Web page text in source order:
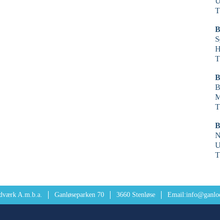
A.m.b.a. Ganløseparken 70 3660 Stenløse Email: